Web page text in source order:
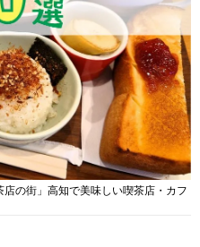
の街」高知で美味しい喫茶店・カフ